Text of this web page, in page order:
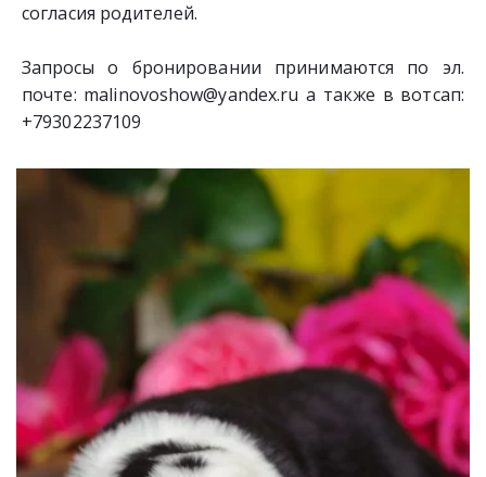
согласия родителей.
Запросы о бронировании принимаются по эл.
почте: malinovoshow@yandex.ru а также в вотсап:
+79302237109